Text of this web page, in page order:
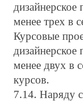
дизайнерское
менее трех в
Курсовые
дизайнерское
менее двух в
курсов.
7.14. Наряду